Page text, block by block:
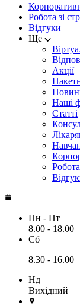
Робота зі
Відгуки
Ще
Акції
Наші
Статті
Пн - Пт
8.00 - 18.00
Сб
8.30 - 16.00
Нд
Вихідний